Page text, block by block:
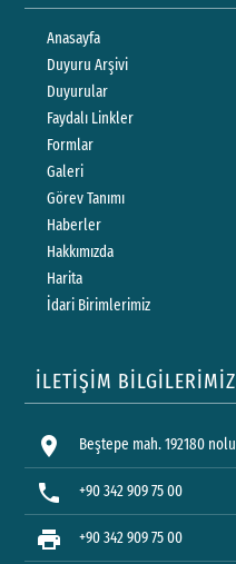
Anasayfa
Duyuru Arşivi
Duyurular
Faydalı Linkler
Formlar
Galeri
Görev Tanımı
Haberler
Hakkımızda
Harita
İdari Birimlerimiz
İLETİŞİM BİLGİLERİMİZ
location_on Beştepe mah. 192180
phone +90 342 909 75 00
print +90 342 909 75 00